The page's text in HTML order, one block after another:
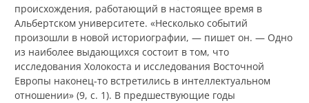
происхождения, работающий в настоящее время в
Альбертском университете. «Несколько событий
произошли в новой историографии, — пишет он. — Одно
из наиболее выдающихся состоит в том, что
исследования Холокоста и исследования Восточной
Европы наконец-то встретились в интеллектуальном
отношении» (9, с. 1). В предшествующие годы